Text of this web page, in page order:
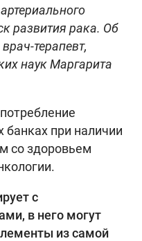
развития рака. Об
терапевт,
наук Маргарита
банках при наличии
со здоровьем
с
в него могут
из самой